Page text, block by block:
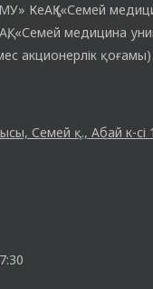
КеАҚ («Семей
«Семей медицина
акционерлік қоғамы)
Семей қ., Абай к-сі